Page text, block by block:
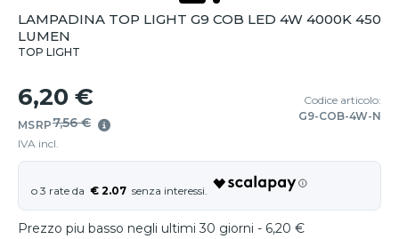
LAMPADINA TOP LIGHT G9 COB LED 4W 4000K 450
LUMEN
TOP LIGHT
6,20 €
MSRP7,56 €
IVA incl.
Codice articolo:
G9-COB-4W-N
€ 2.07
Prezzo piu basso negli ultimi 30 giorni - 6,20 €